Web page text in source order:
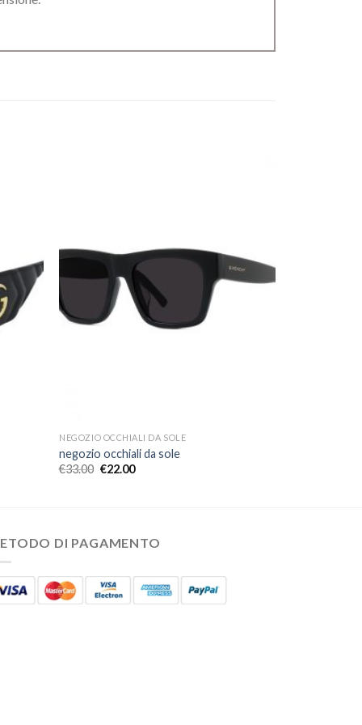
NEGOZIO OCCHIALI DA SOLE
negozio occhiali da sole
€33.00 €22.00
DI PAGAMENTO